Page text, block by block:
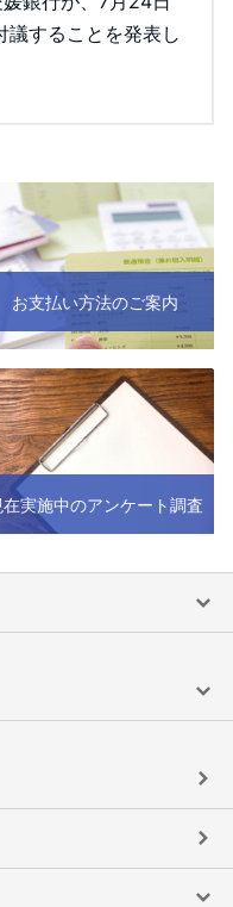
議することを発表し
お支払い方法のご案内
在実施中のアンケート調査